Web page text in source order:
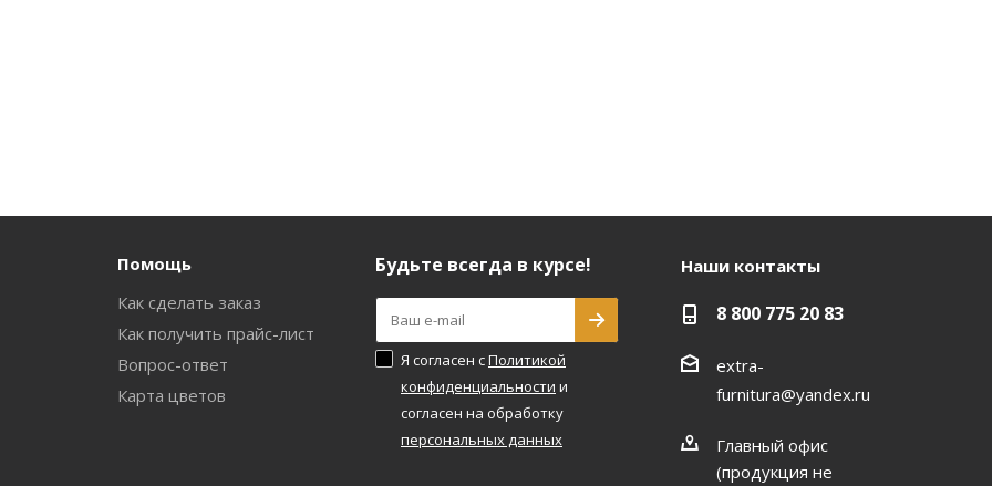
Помощь
Как сделать заказ
Как получить прайс-лист
Вопрос-ответ
Карта цветов
Будьте всегда в курсе!
Я согласен сПолитикой
конфиденциальности и
согласен на обработку
персональных данных
Наши контакты
8 800 775 20 83
extra-
furnitura@yandex.ru
Главный офис
(продукция не